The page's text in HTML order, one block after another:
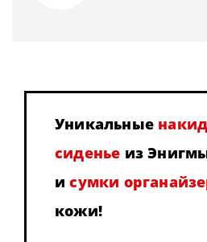
Уникальные
сиденье из
исумки
кожи!